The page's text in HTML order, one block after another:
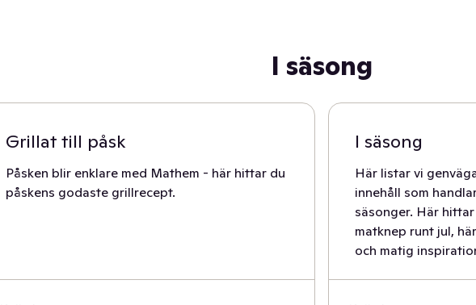
I säsong
Grillat till påsk
Påsken blir enklare med Mathem - här hittar du
påskens godaste grillrecept.
I säsong
Här listar vi
innehåll som
säsonger. Här
matknep runt jul,
och matig